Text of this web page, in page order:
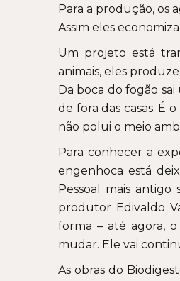
Para a produção, os
Assim eles
Um projeto está
animais, eles
Da boca do fogão
de fora das casas. É
não polui o meio
Para conhecer a
engenhoca está
Pessoal mais antigo
produtor Edivaldo
forma – até agora,
mudar. Ele vai
As obras do